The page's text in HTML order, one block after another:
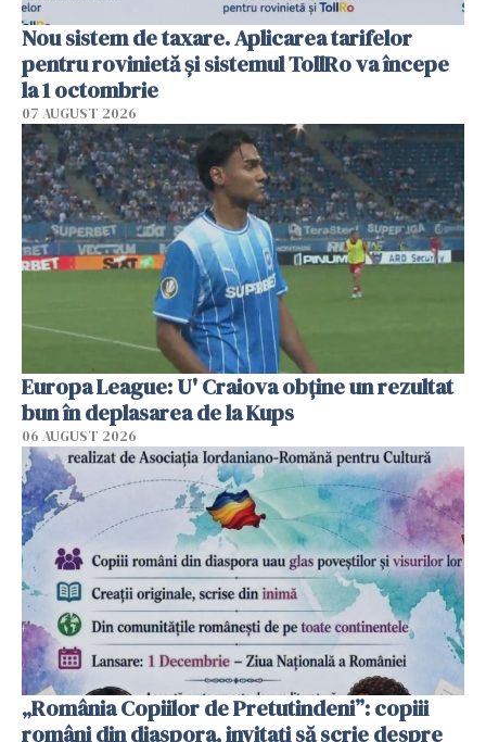
Nou sistem de taxare. Aplicarea tarifelor
pentru rovinietă şi sistemul TollRo va începe
la 1 octombrie
07 AUGUST 2026
Europa League: U' Craiova obține un rezultat
bun în deplasarea de la Kups
06 AUGUST 2026
„România Copiilor de Pretutindeni”: copiii
români din diaspora, invitați să scrie despre